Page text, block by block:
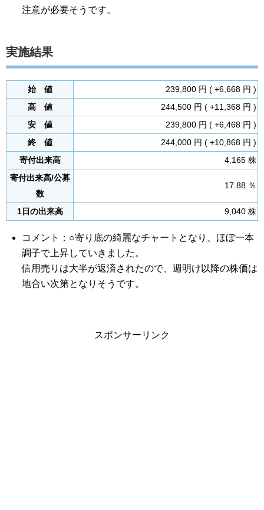
注意が必要そうです。
実施結果
始 値
239,800 円 ( +6,668 円 )
高 値
244,500 円 ( +11,368 円 )
安 値
239,800 円 ( +6,468 円 )
終 値
244,000 円 ( +10,868 円 )
寄付出来高
4,165 株
寄付出来高/公募
数
17.88 ％
1日の出来高 9,040 株
コメント：○寄り底の綺麗なチャートとなり、ほぼ一本
調子で上昇していきました。
信用売りは大半が返済されたので、週明け以降の株価は
地合い次第となりそうです。
スポンサーリンク